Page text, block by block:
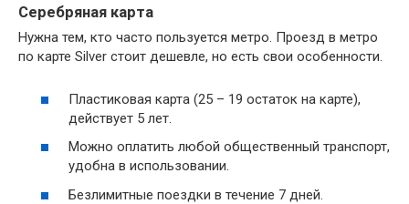
Серебряная карта
Нужна тем, кто часто пользуется метро. Проезд в метро
по карте Silver стоит дешевле, но есть свои особенности.
Пластиковая карта (25 – 19 остаток на карте),
действует 5 лет.
Можно оплатить любой общественный транспорт,
удобна в использовании.
Безлимитные поездки в течение 7 дней.